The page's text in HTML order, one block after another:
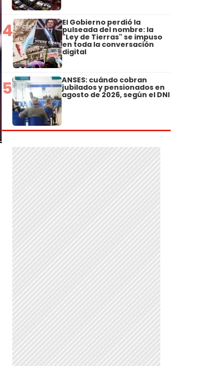
4 El Gobierno perdió la
pulseada del nombre: la
"Ley de Tierras" se impuso
en toda la conversación
digital
5 ANSES: cuándo cobran
jubilados y pensionados en
agosto de 2026, según el DNI